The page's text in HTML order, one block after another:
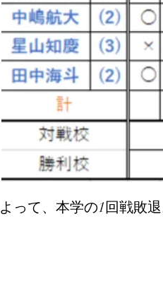
よって、本学の1回戦敗退